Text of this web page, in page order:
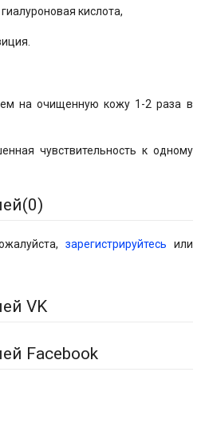
кислота,
на очищенную кожу 1-2 раза в
чувствительность к одному
0)
зарегистрируйтесь или
VK
Facebook